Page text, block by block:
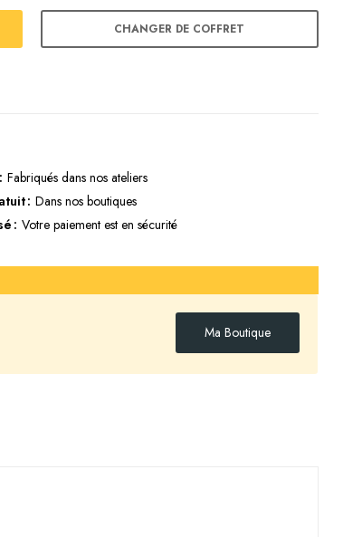
CHANGER DE COFFRET
Fabriqués dans nos ateliers
Dans nos boutiques
Votre paiement est en sécurité
Ma Boutique